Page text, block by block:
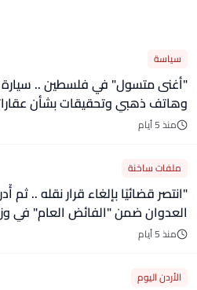
سياسة
"أغنى متسول"
وهاتف ذهبي وتحقيقات بشأن
منذ 5 أيام
ملفات ساخنة
"انتصر قضائيًا
العدوان ضمن "الفائض العام" في
- تفاصيل
منذ 5 أيام
الأردن اليوم